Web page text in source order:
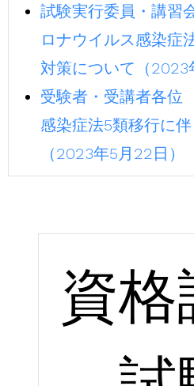
試験実行委員・講習
ロナウイルス感染症
対策について（2023
受験者・受講者各
感染症法5類移行に
（2023年5月22日）
資格